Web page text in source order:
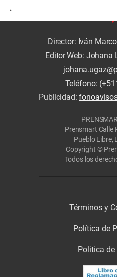
Director: Iván
Editor Web: Johana
Teléfono:
Publicidad:
Prensmart Calle
Pueblo Libre,
Copyright ©
Todos los
Términos y
Política de
Politica de